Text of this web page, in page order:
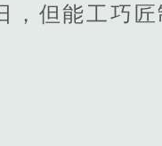
，但能工巧